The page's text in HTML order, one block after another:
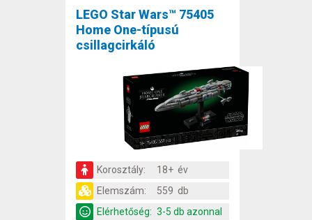
LEGO Star Wars™ 75405
Home One-típusú
csillagcirkáló
Korosztály:
18+ év
Elemszám:
559 db
Elérhetőség: 3-5 db azonnal